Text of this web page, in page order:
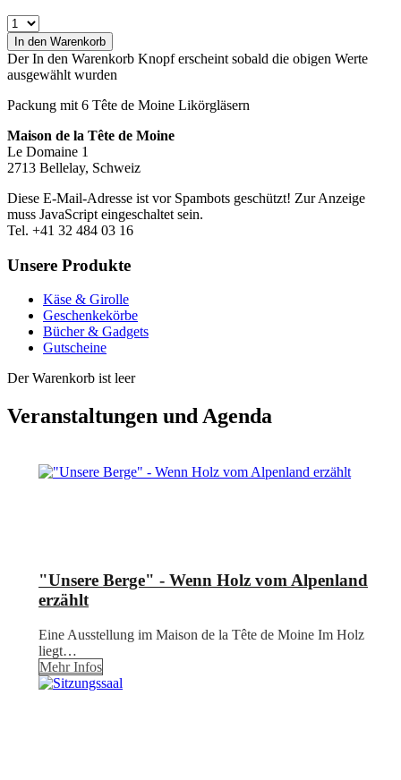
In den Warenkorb
Der In den Warenkorb Knopf erscheint sobald die obigen Werte
ausgewählt wurden
Packung mit 6 Tête de Moine Likörgläsern
Maison de la Tête de Moine
Le Domaine 1
2713 Bellelay, Schweiz
Diese E-Mail-Adresse ist vor Spambots geschützt! Zur Anzeige
muss JavaScript eingeschaltet sein.
Tel. +41 32 484 03 16
Unsere Produkte
Käse & Girolle
Geschenkekörbe
Bücher & Gadgets
Gutscheine
Der Warenkorb ist leer
Veranstaltungen und Agenda
"Unsere Berge" - Wenn Holz vom Alpenland
erzählt
Eine Ausstellung im Maison de la Tête de Moine Im Holz
liegt…
Mehr Infos